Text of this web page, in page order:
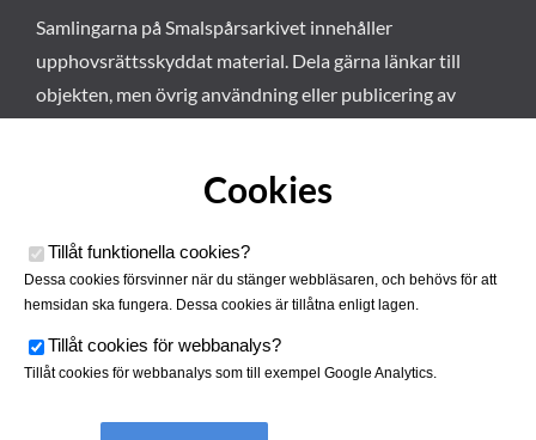
Samlingarna på Smalspårsarkivet innehåller
upphovsrättsskyddat material. Dela gärna länkar till
objekten, men övrig användning eller publicering av
Cookies
Tillåt funktionella cookies?
Dessa cookies försvinner när du stänger webbläsaren, och behövs för att
hemsidan ska fungera. Dessa cookies är tillåtna enligt lagen.
Tillåt cookies för webbanalys?
Tillåt cookies för webbanalys som till exempel Google Analytics.